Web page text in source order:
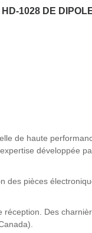
1028 DE
de haute
développée
pièces
Des